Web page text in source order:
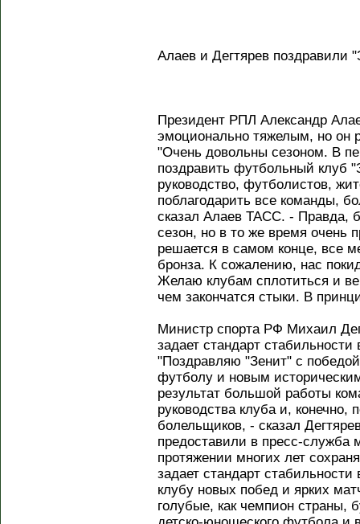
Алаев и Дегтярев поздравили
Президент РПЛ Александр
эмоционально тяжелым, но он
"Очень довольны сезоном. В
поздравить футбольный клуб
руководство, футболистов,
поблагодарить все команды,
сказал Алаев ТАСС. - Правда,
сезон, но в то же время очень
решается в самом конце, все
бронза. К сожалению, нас
Желаю клубам сплотиться и
чем закончатся стыки. В
Министр спорта РФ Михаил
задает стандарт
"Поздравляю "Зенит" с
футболу и новым
результат большой работы
руководства клуба и, конечно,
болельщиков, - сказал
предоставили в пресс-служба
протяжении многих лет
задает стандарт
клубу новых побед и ярких
голубые, как чемпион страны,